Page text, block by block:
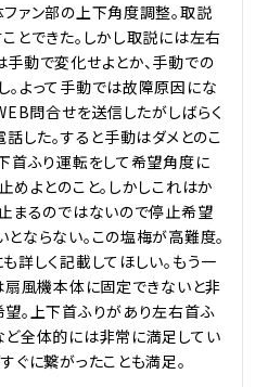
ァン部の上下角度調整。取説
とできた。しかし取説には左右
動で変化せよとか、手動での
よって手動では故障原因にな
問合せを送信したがしばらく
話した。すると手動はダメとのこ
首ふり運転をして希望角度に
めよとのこと。しかしこれはか
まるのではないので停止希望
ならない。この塩梅が高難度。
詳しく記載してほしい。もう一
扇風機本体に固定できないと非
。上下首ふりがあり左右首ふ
ど全体的には非常に満足してい
ぐに繋がったことも満足。